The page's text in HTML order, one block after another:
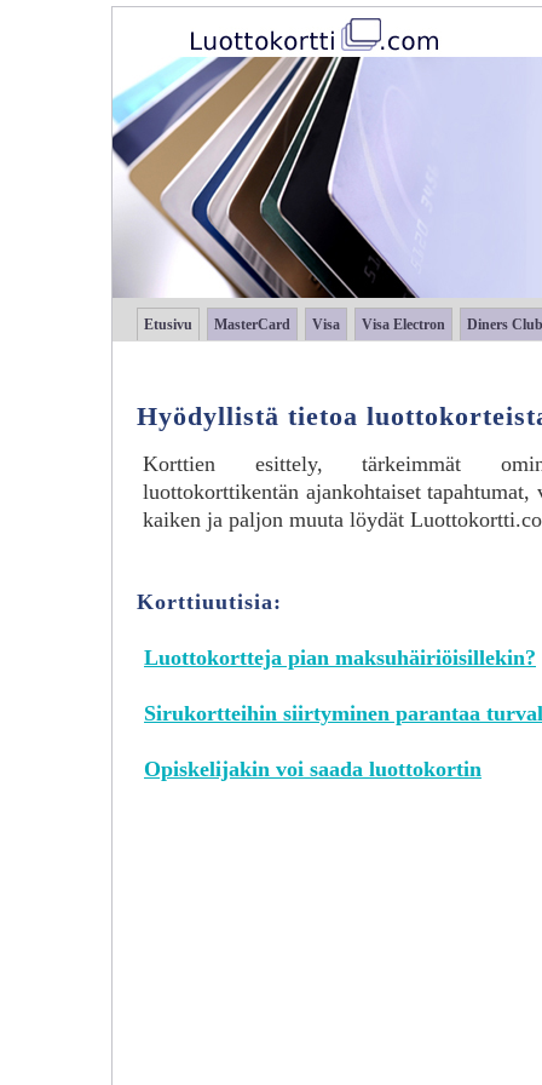
Etusivu MasterCard Visa Visa Electron Diners Club
Hyödyllistä tietoa
Korttien esittely, tärkeimmät
luottokorttikentän ajankohtaiset
kaiken ja paljon muuta löydät
Korttiuutisia:
Luottokortteja pian maksuhäiriöisillekin?
Sirukortteihin siirtyminen parantaa
Opiskelijakin voi saada luottokortin